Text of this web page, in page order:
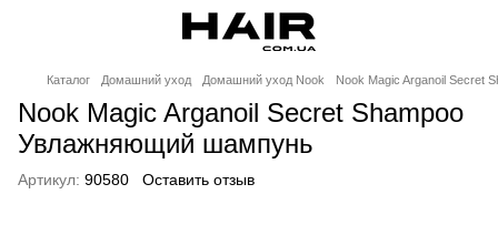
Каталог Домашний уход Домашний уход Nook Nook Magic Arganoil Secret
Nook Magic Arganoil Secret Shampoo
Увлажняющий шампунь
Артикул: 90580 Оставить отзыв